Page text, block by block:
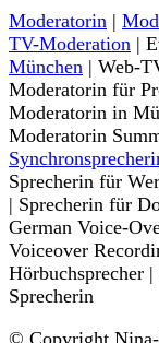
Moderatorin |
TV-Moderation |
München | Web-
Moderatorin für
Moderatorin in
Moderatorin
Sprecherin für
| Sprecherin für
German Voice-
Voiceover
Hörbuchsprecher
Sprecherin
© Copyright Nina-